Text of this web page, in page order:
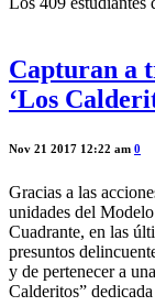
Capturan a
‘Los
Nov 21 2017 12:22 am 0
Gracias a las
unidades del
Cuadrante, en las
presuntos
y de pertenecer a
Calderitos”